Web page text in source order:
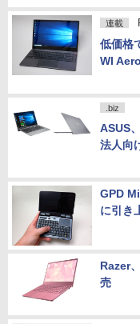
連載
低価格
WI
.biz
ASUS
法人向
GPD
に引き
Razer
売